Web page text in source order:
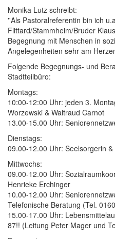
Monika Lutz schreibt:
''Als Pastoralreferentin bin ich
Flittard/Stammheim/Bruder
Begegnung mit Menschen in
Angelegenheiten sehr am
Folgende Begegnungs- und
Stadtteilbüro:
Montags:
10:00-12:00 Uhr: jeden 3.
Worzewski & Waltraud Carnot
13.00-15.00 Uhr:
Dienstags:
09.00-12.00 Uhr: Seelsorgerin
Mittwochs:
09.00-12.00 Uhr:
Henrieke Erchinger
10.00-12.00 Uhr:
Telefonische Beratung (Tel.
15.00-17.00 Uhr:
87!! (Leitung Peter Mager und